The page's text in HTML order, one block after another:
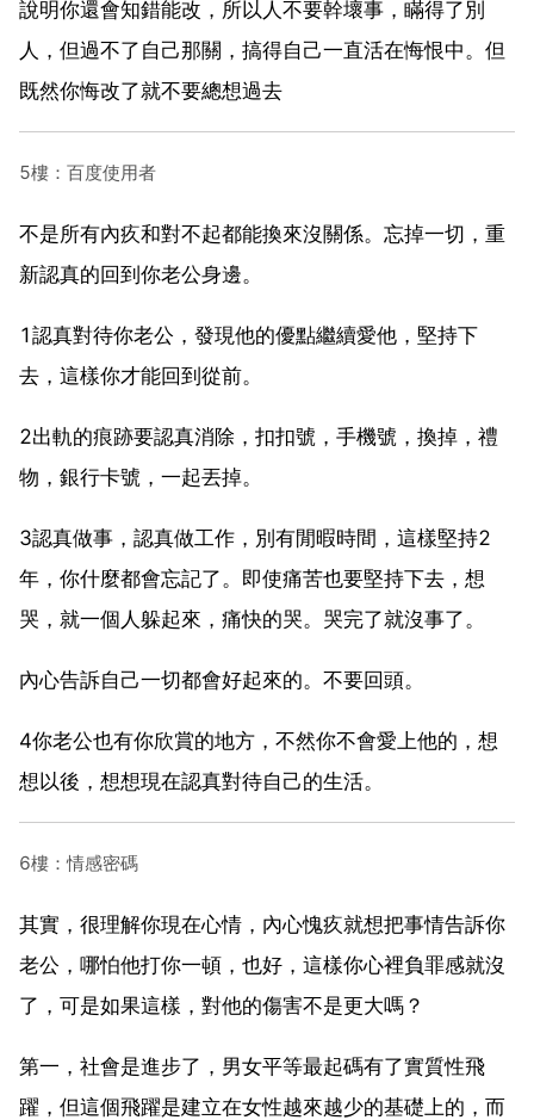
說明你還會知錯能改，所以人不要幹壞事，瞞得了別
人，但過不了自己那關，搞得自己一直活在悔恨中。但
既然你悔改了就不要總想過去
5樓：百度使用者
不是所有內疚和對不起都能換來沒關係。忘掉一切，重
新認真的回到你老公身邊。
1認真對待你老公，發現他的優點繼續愛他，堅持下
去，這樣你才能回到從前。
2出軌的痕跡要認真消除，扣扣號，手機號，換掉，禮
物，銀行卡號，一起丟掉。
3認真做事，認真做工作，別有閒暇時間，這樣堅持2
年，你什麼都會忘記了。即使痛苦也要堅持下去，想
哭，就一個人躲起來，痛快的哭。哭完了就沒事了。
內心告訴自己一切都會好起來的。不要回頭。
4你老公也有你欣賞的地方，不然你不會愛上他的，想
想以後，想想現在認真對待自己的生活。
6樓：情感密碼
其實，很理解你現在心情，內心愧疚就想把事情告訴你
老公，哪怕他打你一頓，也好，這樣你心裡負罪感就沒
了，可是如果這樣，對他的傷害不是更大嗎？
第一，社會是進步了，男女平等最起碼有了實質性飛
躍，但這個飛躍是建立在女性越來越少的基礎上的，而